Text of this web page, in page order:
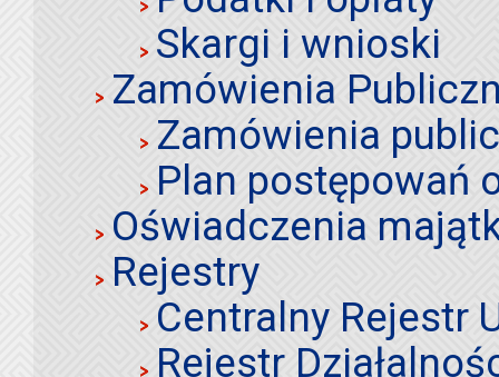
Skargi i wnioski
Zamówienia
Zamówienia
Plan postępowań
Oświadczenia
Rejestry
Centralny Rejestr
Rejestr